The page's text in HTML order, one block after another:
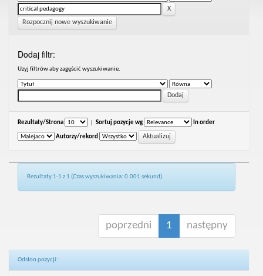
Rozpocznij nowe wyszukiwanie
Dodaj filtr:
Uzyj filtrów aby zagęścić wyszukiwanie.
Rezultaty/Strona Sortuj pozycje wg In order
Autorzy/rekord
Rezultaty 1-1 z 1 (Czas wyszukiwania: 0.001 sekund).
poprzedni 1 następny
Odsłon pozycji: